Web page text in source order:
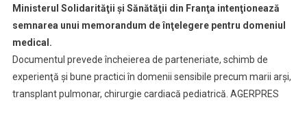
Ministerul Solidarităţii şi Sănătăţii din Franţa intenţionează
semnarea unui memorandum de înţelegere pentru domeniul
medical.
Documentul prevede încheierea de parteneriate, schimb de
experienţă şi bune practici în domenii sensibile precum marii arşi,
transplant pulmonar, chirurgie cardiacă pediatrică. AGERPRES